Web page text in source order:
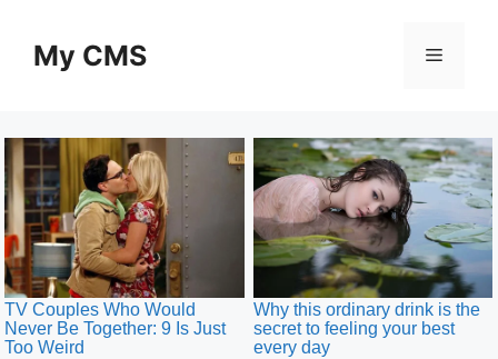
contentMy CMS Menu